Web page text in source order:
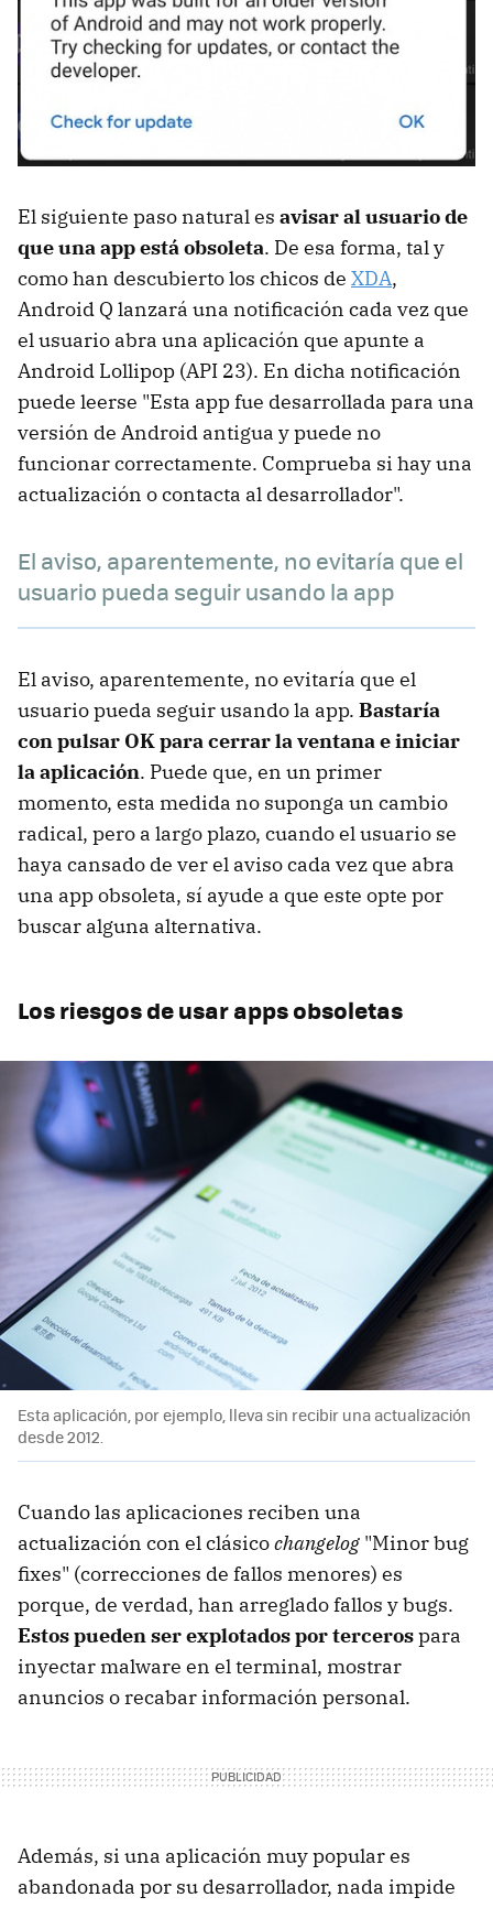
El siguiente paso natural es avisar al usuario de
que una app está obsoleta. De esa forma, tal y
como han descubierto los chicos de XDA,
Android Q lanzará una notificación cada vez que
el usuario abra una aplicación que apunte a
Android Lollipop (API 23). En dicha notificación
puede leerse "Esta app fue desarrollada para una
versión de Android antigua y puede no
funcionar correctamente. Comprueba si hay una
actualización o contacta al desarrollador".
El aviso, aparentemente, no evitaría que el
usuario pueda seguir usando la app
El aviso, aparentemente, no evitaría que el
usuario pueda seguir usando la app. Bastaría
con pulsar OK para cerrar la ventana e iniciar
la aplicación. Puede que, en un primer
momento, esta medida no suponga un cambio
radical, pero a largo plazo, cuando el usuario se
haya cansado de ver el aviso cada vez que abra
una app obsoleta, sí ayude a que este opte por
buscar alguna alternativa.
Los riesgos de usar apps obsoletas
Esta aplicación, por ejemplo, lleva sin recibir una actualización
desde 2012.
Cuando las aplicaciones reciben una
actualización con el clásicochangelog "Minor bug
fixes" (correcciones de fallos menores) es
porque, de verdad, han arreglado fallos y bugs.
Estos pueden ser explotados por tercerospara
inyectar malware en el terminal, mostrar
anuncios o recabar información personal.
Además, si una aplicación muy popular es
abandonada por su desarrollador, nada impide